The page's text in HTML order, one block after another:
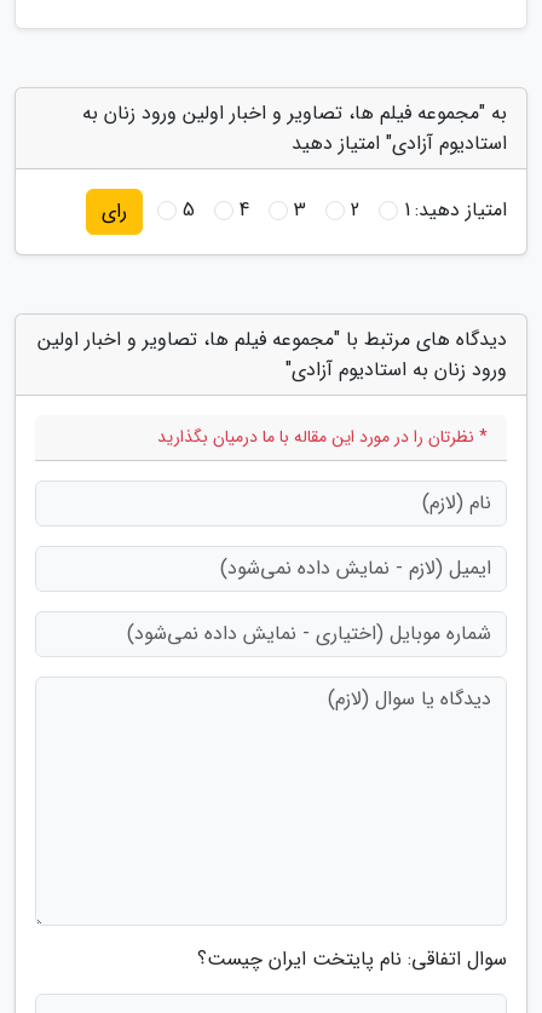
به "مجموعه فیلم ها، تصاویر و اخبار اولین ورود زنان به
استادیوم آزادی" امتیاز دهید
امتیاز دهید:1
2
3
4
5 رای
دیدگاه های مرتبط با "مجموعه فیلم ها، تصاویر و اخبار اولین
ورود زنان به استادیوم آزادی"
* نظرتان را در مورد این مقاله با ما درمیان بگذارید
سوال اتفاقی: نام پایتخت ایران چیست؟